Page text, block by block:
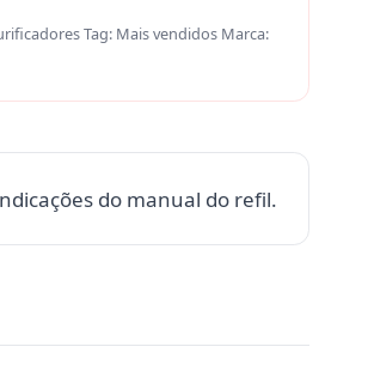
Tag: Mais vendidos Marca:
do manual do refil.